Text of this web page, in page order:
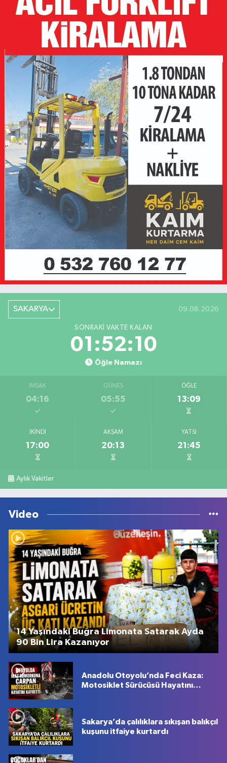
SAKARYA 09.08.2026
SONRAKI VAKTE KALAN
01:52:10
Öğle Namazı
İMSAK
04:16
GÜNEŞ
05:55
ÖĞLE
13:09
İKINDI
17:00
AKŞAM
20:13
YATSI
21:45
Aylık Vakitler
Video
14 Yaşındaki Buğra Limonata Satarak Ayda
90 Bin Lira Kazanıyor
Anadolu Otoyolu’nda Feci Kaza:
Motosiklet Sürücüsü Hayatını
Sakarya’da çalılıklara sıkışan balıkçıl
kuşunu itfaiye kurtardı